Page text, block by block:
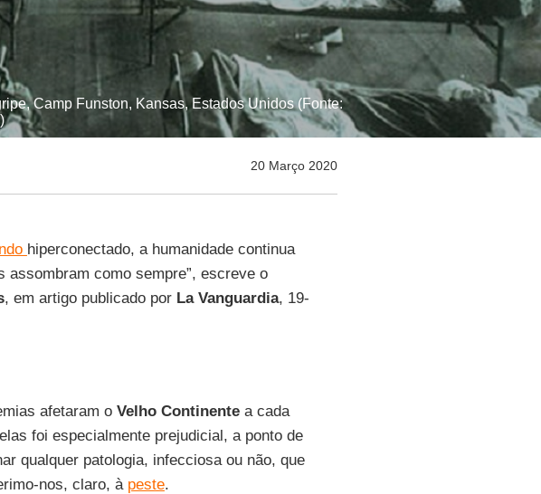
Camp Funston, Kansas, Estados Unidos (Fonte:
20 Março 2020
hiperconectado, a humanidade continua
como sempre”, escreve o
, em artigo publicado por La Vanguardia, 19-
afetaram o Velho Continentea cada
foi especialmente prejudicial, a ponto de
qualquer patologia, infecciosa ou não, que
nos, claro, à peste.